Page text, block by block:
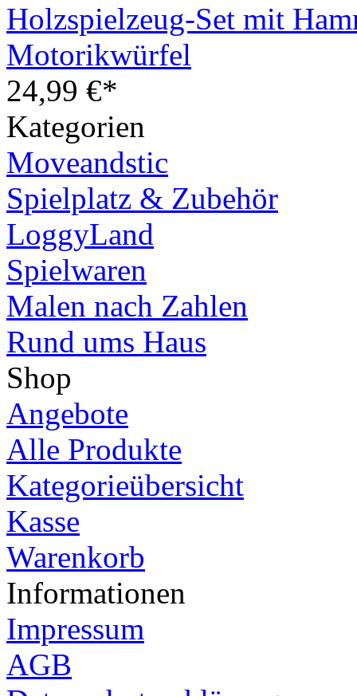
Holzspielzeug-Set mit
Motorikwürfel
24,99 €*
Kategorien
Moveandstic
Spielplatz & Zubehör
LoggyLand
Spielwaren
Malen nach Zahlen
Rund ums Haus
Shop
Angebote
Alle Produkte
Kategorieübersicht
Kasse
Warenkorb
Informationen
Impressum
AGB